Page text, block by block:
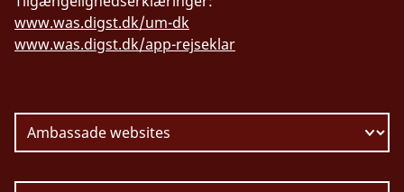
www.was.digst.dk/um-dk
www.was.digst.dk/app-rejseklar